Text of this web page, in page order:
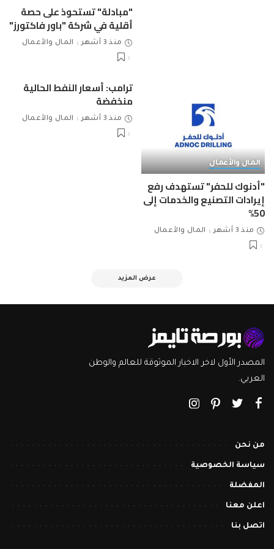
"مبادلة" تستحوذ على حصة
أقلية في شركة "باور فاكتورز"
منذ 3 أشهر المال والأعمال
المال والأعمال
"أدنوك للحفر" تستهدف رفع
إيرادات التصنيع والخدمات إلى
50%
منذ 3 أشهر المال والأعمال
ترامب: أسعار النفط الحالية
منخفضة
منذ 3 أشهر المال والأعمال
عرض المزيد
المصدر الأول لاخر الاخبار الموثوقة للعالم والوطن
العربي.
من نحن
سياسة الخصوصية
المفضلة
اعلن معنا
اتصل بنا